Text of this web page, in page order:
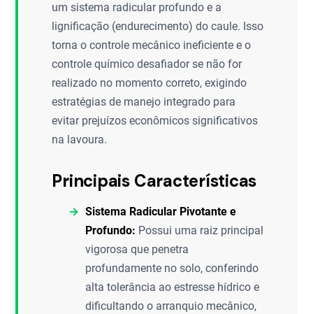
um sistema radicular profundo e a
lignificação (endurecimento) do caule. Isso
torna o controle mecânico ineficiente e o
controle químico desafiador se não for
realizado no momento correto, exigindo
estratégias de manejo integrado para
evitar prejuízos econômicos significativos
na lavoura.
Principais Características
Sistema Radicular Pivotante e
Profundo: Possui uma raiz principal
vigorosa que penetra
profundamente no solo, conferindo
alta tolerância ao estresse hídrico e
dificultando o arranquio mecânico,